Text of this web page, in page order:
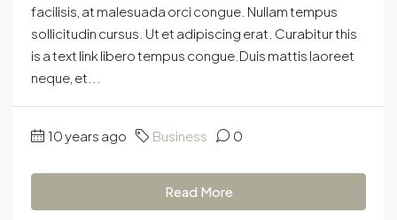
facilisis, at malesuada orci congue. Nullam tempus
sollicitudin cursus. Ut et adipiscing erat. Curabitur this
is a text link libero tempus congue.Duis mattis laoreet
neque, et...
10 years ago Business 0
Read More